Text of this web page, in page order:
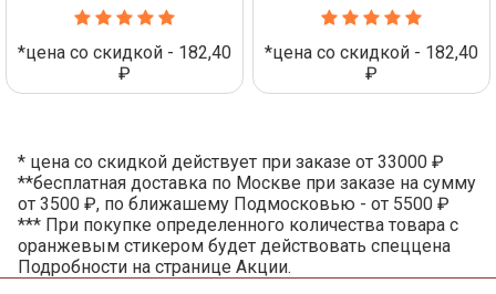
*цена со скидкой - 182,40
₽
*цена со скидкой - 182,40
₽
* цена со скидкой действует при заказе от 33000 ₽
**бесплатная доставка по Москве при заказе на сумму
от 3500 ₽, по ближашему Подмосковью - от 5500 ₽
*** При покупке определенного количества товара с
оранжевым стикером будет действовать спеццена
Подробности на странице Акции.